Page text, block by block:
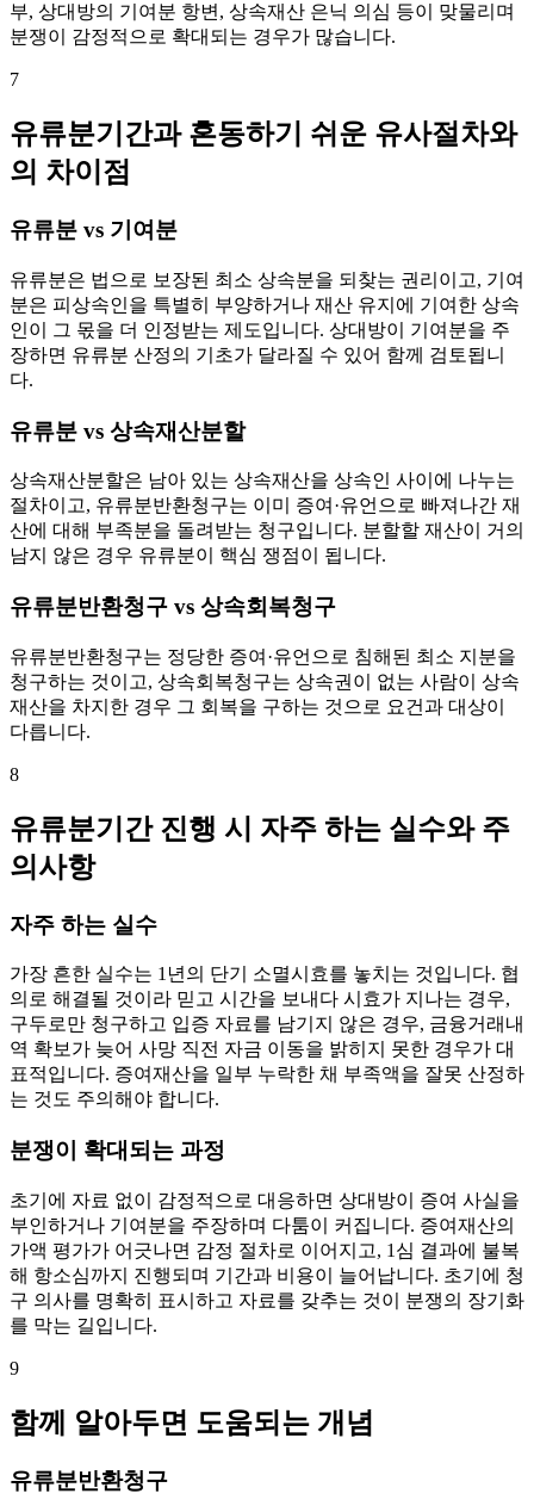
부, 상대방의 기여분 항변, 상속재산 은닉 의심 등이 맞물리며
분쟁이 감정적으로 확대되는 경우가 많습니다.
7
유류분기간과 혼동하기 쉬운 유사절차와
의 차이점
유류분 vs 기여분
유류분은 법으로 보장된 최소 상속분을 되찾는 권리이고, 기여
분은 피상속인을 특별히 부양하거나 재산 유지에 기여한 상속
인이 그 몫을 더 인정받는 제도입니다. 상대방이 기여분을 주
장하면 유류분 산정의 기초가 달라질 수 있어 함께 검토됩니
다.
유류분 vs 상속재산분할
상속재산분할은 남아 있는 상속재산을 상속인 사이에 나누는
절차이고, 유류분반환청구는 이미 증여·유언으로 빠져나간 재
산에 대해 부족분을 돌려받는 청구입니다. 분할할 재산이 거의
남지 않은 경우 유류분이 핵심 쟁점이 됩니다.
유류분반환청구 vs 상속회복청구
유류분반환청구는 정당한 증여·유언으로 침해된 최소 지분을
청구하는 것이고, 상속회복청구는 상속권이 없는 사람이 상속
재산을 차지한 경우 그 회복을 구하는 것으로 요건과 대상이
다릅니다.
8
유류분기간 진행 시 자주 하는 실수와 주
의사항
자주 하는 실수
가장 흔한 실수는 1년의 단기 소멸시효를 놓치는 것입니다. 협
의로 해결될 것이라 믿고 시간을 보내다 시효가 지나는 경우,
구두로만 청구하고 입증 자료를 남기지 않은 경우, 금융거래내
역 확보가 늦어 사망 직전 자금 이동을 밝히지 못한 경우가 대
표적입니다. 증여재산을 일부 누락한 채 부족액을 잘못 산정하
는 것도 주의해야 합니다.
분쟁이 확대되는 과정
초기에 자료 없이 감정적으로 대응하면 상대방이 증여 사실을
부인하거나 기여분을 주장하며 다툼이 커집니다. 증여재산의
가액 평가가 어긋나면 감정 절차로 이어지고, 1심 결과에 불복
해 항소심까지 진행되며 기간과 비용이 늘어납니다. 초기에 청
구 의사를 명확히 표시하고 자료를 갖추는 것이 분쟁의 장기화
를 막는 길입니다.
9
함께 알아두면 도움되는 개념
유류분반환청구